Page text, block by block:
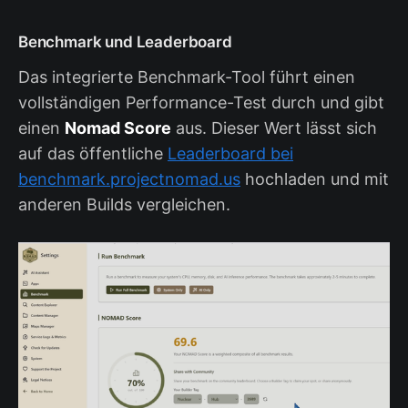
Benchmark und Leaderboard
Das integrierte Benchmark-Tool führt einen
vollständigen Performance-Test durch und gibt
einen Nomad Score aus. Dieser Wert lässt sich
auf das öffentliche Leaderboard bei
benchmark.projectnomad.us hochladen und mit
anderen Builds vergleichen.